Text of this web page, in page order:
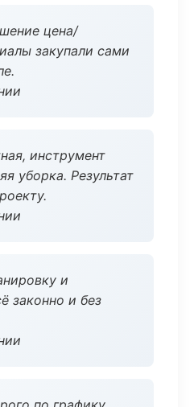
цена/
закупали сами
инструмент
уборка. Результат
и
законно и без